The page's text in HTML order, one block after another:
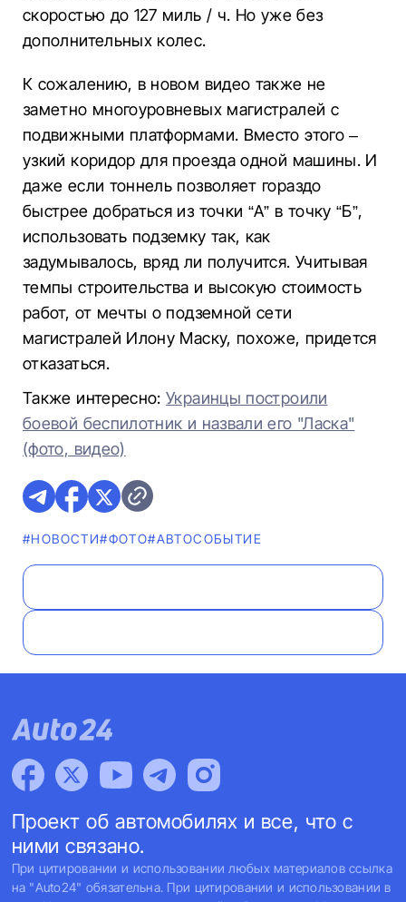
скоростью до 127 миль / ч. Но уже без
дополнительных колес.
К сожалению, в новом видео также не
заметно многоуровневых магистралей с
подвижными платформами. Вместо этого –
узкий коридор для проезда одной машины. И
даже если тоннель позволяет гораздо
быстрее добраться из точки “А” в точку “Б”,
использовать подземку так, как
задумывалось, вряд ли получится. Учитывая
темпы строительства и высокую стоимость
работ, от мечты о подземной сети
магистралей Илону Маску, похоже, придется
отказаться.
Также интересно:Украинцы построили
боевой беспилотник и назвали его "Ласка"
(фото, видео)
#НОВОСТИ#ФОТО#АВТОСОБЫТИЕ
Проект об автомобилях и все, что с
ними связано.
При цитировании и использовании любых материалов ссылка
на "Auto24" обязательна. При цитировании и использовании в